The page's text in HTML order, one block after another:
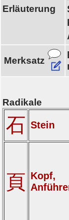
Erläuterung
Merksatz
Radikale
石 Stein
頁 Kopf,